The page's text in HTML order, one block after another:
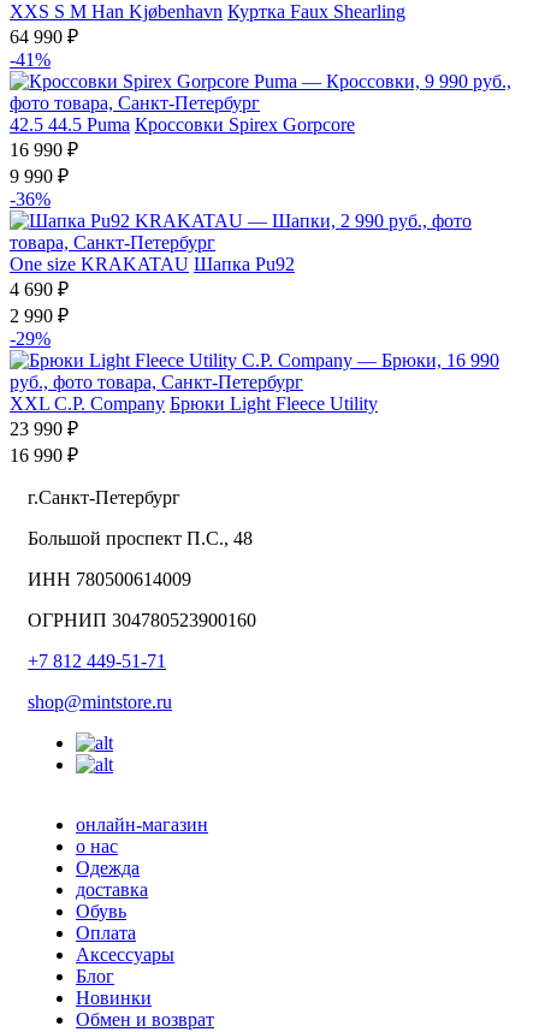
XXS S M Han Kjøbenhavn Куртка Faux Shearling
64 990 ₽
-41%
42.5 44.5 Puma Кроссовки Spirex Gorpcore
16 990 ₽
9 990 ₽
-36%
One size KRAKATAU Шапка Pu92
4 690 ₽
2 990 ₽
-29%
XXL C.P. Company Брюки Light Fleece Utility
23 990 ₽
16 990 ₽
г.Санкт-Петербург
Большой проспект П.С., 48
ИНН 780500614009
ОГРНИП 304780523900160
+7 812 449-51-71
shop@mintstore.ru
онлайн-магазин
о нас
Одежда
доставка
Обувь
Оплата
Аксессуары
Блог
Новинки
Обмен и возврат